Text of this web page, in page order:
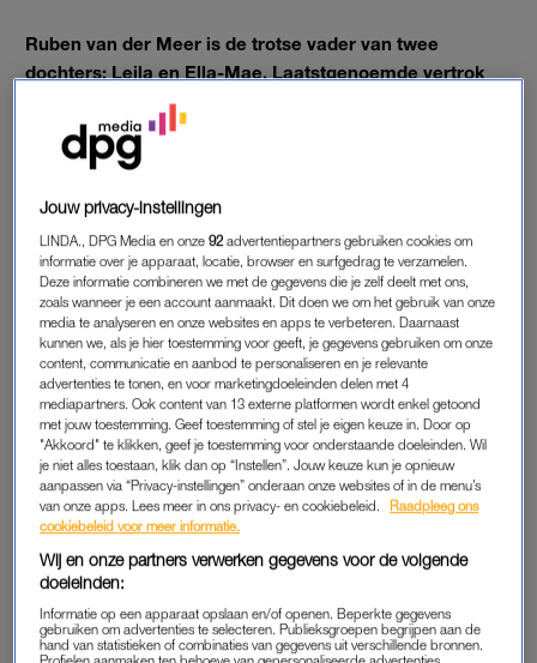
Ruben van der Meer is de trotse vader van twee
dochters: Leila en Ella-Mae. Laatstgenoemde vertrok
onlangs voor haar studie naar Denemarken en dat
afscheid viel de cabaretier behoorlijk zwaar.
Dat vertelt Van der Meer in een gesprek met
Mezza
DENEMARKEN
Van der Meerzegt het behoorlijk lastig te vinden dat zijn
kinderen nu hun eigen weg gaan. “Mijn jongste dochter heeft
net zes maanden voor haar studie in Denemarken gezeten. Ik
miste haar heel erg. We hebben haar met de auto naar haar
studentenflatje gebracht. Onderweg voel je de hele tijd: we
rijden ergens naartoe om afscheid te nemen. Dat was
verschrikkelijk.”
Het afscheid blijkt al gauw van korte duur te zijn. “Na
anderhalve maand was ze een weekje vrij. “Kom naar hier!”
zei ik toen. “Koop een enkeltje, dan rijd ik je wel weer terug.”
Nou, toen hebben we nog een keer de hele dag gezellig in de
Jouw privacy-instellingen
LINDA., DPG Media en onze92 advertentiepartners gebruiken cookies om
informatie over je apparaat, locatie, browser en surfgedrag te verzamelen.
Deze informatie combineren we met de gegevens die je zelf deelt met ons,
zoals wanneer je een account aanmaakt. Dit doen we om het gebruik van onze
media te analyseren en onze websites en apps te verbeteren. Daarnaast
kunnen we, als je hier toestemming voor geeft, je gegevens gebruiken om onze
content, communicatie en aanbod te personaliseren en je relevante
advertenties te tonen, en voor marketingdoeleinden delen met 4
mediapartners. Ook content van 13 externe platformen wordt enkel getoond
met jouw toestemming. Geef toestemming of stel je eigen keuze in. Door op
"Akkoord" te klikken, geef je toestemming voor onderstaande doeleinden. Wil
je niet alles toestaan, klik dan op “Instellen”. Jouw keuze kun je opnieuw
aanpassen via “Privacy-instellingen” onderaan onze websites of in de menu’s
van onze apps. Lees meer in ons privacy- en cookiebeleid.
Raadpleeg ons
cookiebeleid voor meer informatie.
Wij en onze partners verwerken gegevens voor de volgende
doeleinden:
Informatie op een apparaat opslaan en/of openen. Beperkte gegevens
gebruiken om advertenties te selecteren. Publieksgroepen begrijpen aan de
hand van statistieken of combinaties van gegevens uit verschillende bronnen.